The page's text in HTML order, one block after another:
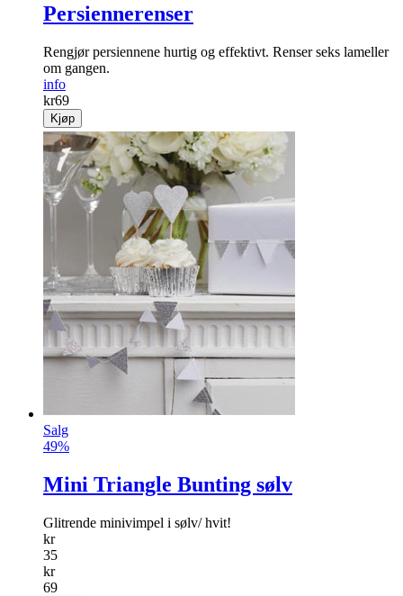
Persiennerenser
Rengjør persiennene hurtig og effektivt. Renser seks lameller
om gangen.
info
kr69
Kjøp
Salg
49%
Mini Triangle Bunting sølv
Glitrende minivimpel i sølv/ hvit!
kr
35
kr
69